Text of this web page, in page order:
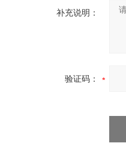
补充说明：
验证码：